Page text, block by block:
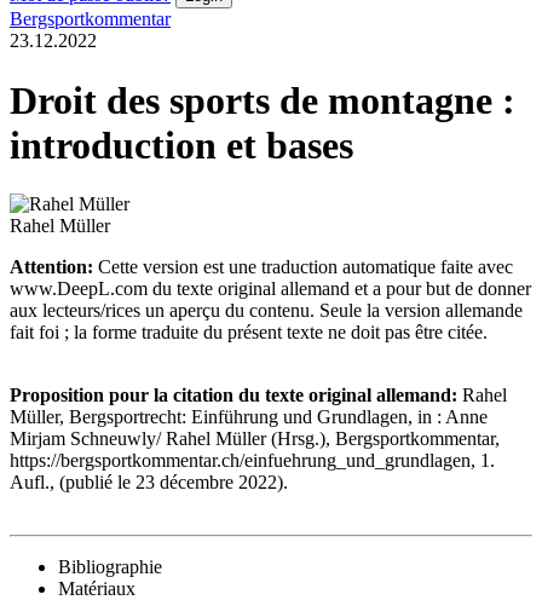
Bergsportkommentar
23.12.2022
Droit des sports de montagne :
introduction et bases
Rahel Müller
Attention: Cette version est une traduction automatique faite avec
www.DeepL.com du texte original allemand et a pour but de donner
aux lecteurs/rices un aperçu du contenu. Seule la version allemande
fait foi ; la forme traduite du présent texte ne doit pas être citée.
Proposition pour la citation du texte original allemand: Rahel
Müller, Bergsportrecht: Einführung und Grundlagen, in : Anne
Mirjam Schneuwly/ Rahel Müller (Hrsg.), Bergsportkommentar,
https://bergsportkommentar.ch/einfuehrung_und_grundlagen, 1.
Aufl., (publié le 23 décembre 2022).
Bibliographie
Matériaux